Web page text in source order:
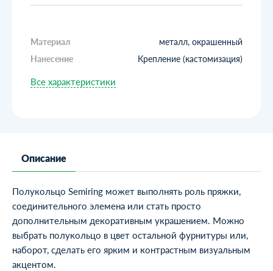
Материал
металл, окрашенный
Нанесение
Крепление (кастомизация)
Все характеристики
Описание
Полукольцо Semiring может выполнять роль пряжки,
соединительного элемена или стать просто
дополнительным декоративным украшением. Можно
выбрать полукольцо в цвет остальной фурнитуры или,
наборот, сделать его ярким и контрастным визуальным
акцентом.